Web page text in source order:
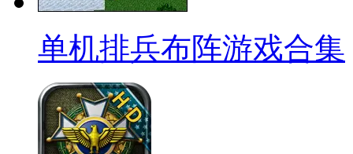
单机排兵布阵游戏合集